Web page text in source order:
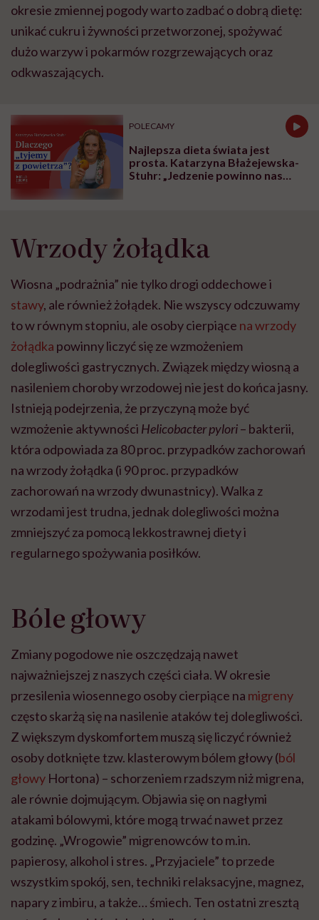
okresie zmiennej pogody warto zadbać o dobrą dietę:
unikać cukru i żywności przetworzonej, spożywać
dużo warzyw i pokarmów rozgrzewających oraz
odkwaszających.
POLECAMY
Najlepsza dieta świata jest
prosta. Katarzyna Błażejewska-
Stuhr: „Jedzenie powinno nas
Wrzody żołądka
Wiosna „podrażnia” nie tylko drogi oddechowe i
stawy, ale również żołądek. Nie wszyscy odczuwamy
to w równym stopniu, ale osoby cierpiące na wrzody
żołądka powinny liczyć się ze wzmożeniem
dolegliwości gastrycznych. Związek między wiosną a
nasileniem choroby wrzodowej nie jest do końca jasny.
Istnieją podejrzenia, że przyczyną może być
wzmożenie aktywności Helicobacter pylori– bakterii,
która odpowiada za 80 proc. przypadków zachorowań
na wrzody żołądka (i 90 proc. przypadków
zachorowań na wrzody dwunastnicy). Walka z
wrzodami jest trudna, jednak dolegliwości można
zmniejszyć za pomocą lekkostrawnej diety i
regularnego spożywania posiłków.
Bóle głowy
Zmiany pogodowe nie oszczędzają nawet
najważniejszej z naszych części ciała. W okresie
przesilenia wiosennego osoby cierpiące na migreny
często skarżą się na nasilenie ataków tej dolegliwości.
Z większym dyskomfortem muszą się liczyć również
osoby dotknięte tzw. klasterowym bólem głowy (ból
głowy Hortona) – schorzeniem rzadszym niż migrena,
ale równie dojmującym. Objawia się on nagłymi
atakami bólowymi, które mogą trwać nawet przez
godzinę. „Wrogowie” migrenowców to m.in.
papierosy, alkohol i stres. „Przyjaciele” to przede
wszystkim spokój, sen, techniki relaksacyjne, magnez,
napary z imbiru, a także… śmiech. Ten ostatni zresztą